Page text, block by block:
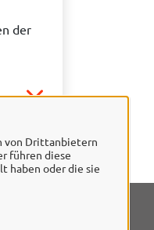
von Drittanbietern
führen diese
haben oder die sie
der